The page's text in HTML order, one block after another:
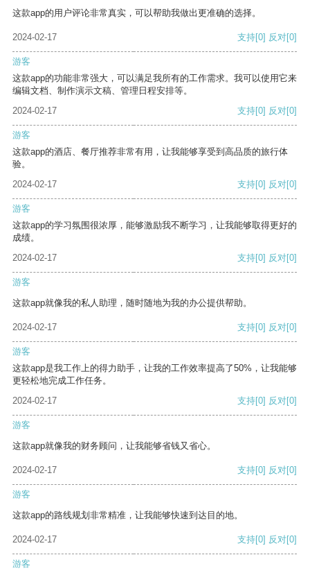
这款app的用户评论非常真实，可以帮助我做出更准确的选择。
2024-02-17 支持[0] 反对[0]
游客
这款app的功能非常强大，可以满足我所有的工作需求。我可以使用它来
编辑文档、制作演示文稿、管理日程安排等。
2024-02-17
支持[0] 反对[0]
游客
这款app的酒店、餐厅推荐非常有用，让我能够享受到高品质的旅行体
验。
2024-02-17
支持[0] 反对[0]
游客
这款app的学习氛围很浓厚，能够激励我不断学习，让我能够取得更好的
成绩。
2024-02-17
支持[0] 反对[0]
游客
这款app就像我的私人助理，随时随地为我的办公提供帮助。
2024-02-17 支持[0] 反对[0]
游客
这款app是我工作上的得力助手，让我的工作效率提高了50%，让我能够
更轻松地完成工作任务。
2024-02-17
支持[0] 反对[0]
游客
这款app就像我的财务顾问，让我能够省钱又省心。
2024-02-17 支持[0] 反对[0]
游客
这款app的路线规划非常精准，让我能够快速到达目的地。
2024-02-17 支持[0] 反对[0]
游客